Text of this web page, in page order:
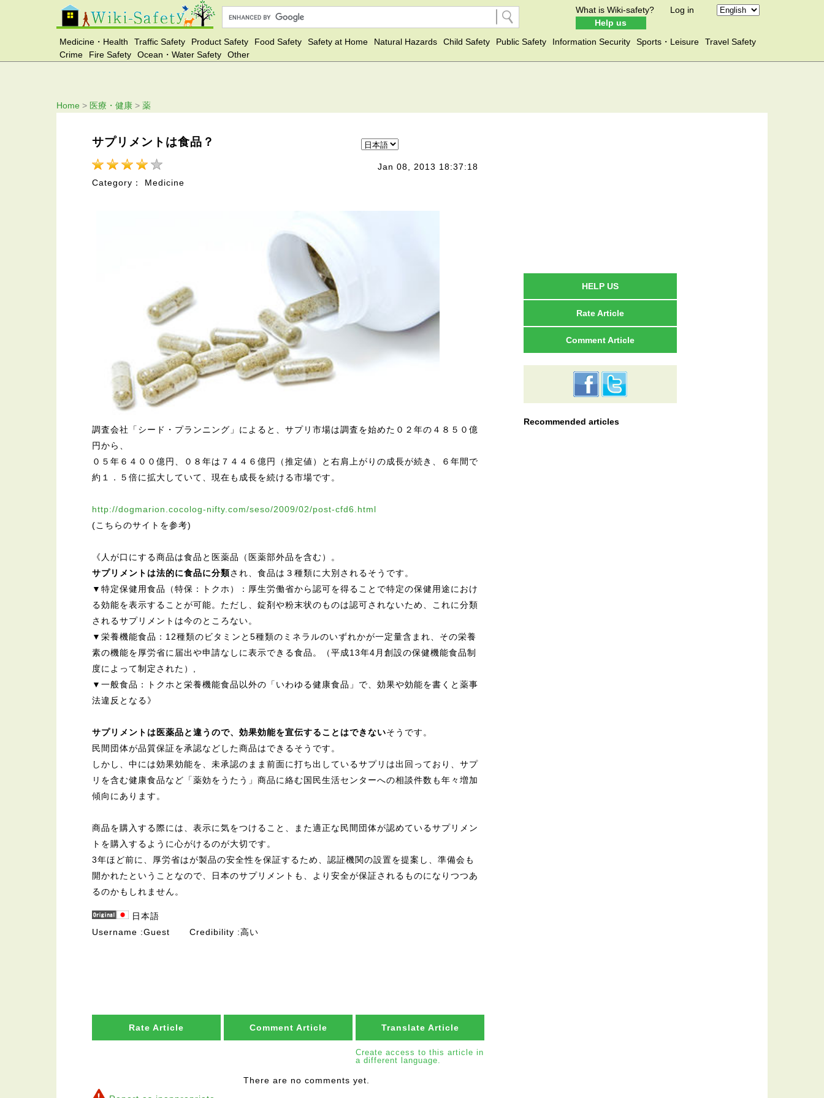
What is Wiki-safety?
Help us
Log in
Medicine・Health Traffic Safety Product Safety Food Safety Safety at Home Natural Hazards Child Safety Public Safety Information Security Sports・Leisure
Travel Safety
Crime
Fire Safety Ocean・Water Safety Other
Home > 医療・健康 > 薬
サプリメントは食品？
Jan 08, 2013 18:37:18
Category： Medicine
調査会社「シード・プランニング」によると、サプリ市場は調査を始めた０２年の４８５０億
円から、
０５年６４００億円、０８年は７４４６億円（推定値）と右肩上がりの成長が続き、６年間で
約１．５倍に拡大していて、現在も成長を続ける市場です。
http://dogmarion.cocolog-nifty.com/seso/2009/02/post-cfd6.html
(こちらのサイトを参考)
《人が口にする商品は食品と医薬品（医薬部外品を含む）。
サプリメントは法的に食品に分類され、食品は３種類に大別されるそうです。
▼特定保健用食品（特保：トクホ）：厚生労働省から認可を得ることで特定の保健用途におけ
る効能を表示することが可能。ただし、錠剤や粉末状のものは認可されないため、これに分類
されるサプリメントは今のところない。
▼栄養機能食品：12種類のビタミンと5種類のミネラルのいずれかが一定量含まれ、その栄養
素の機能を厚労省に届出や申請なしに表示できる食品。（平成13年4月創設の保健機能食品制
度によって制定された）,
▼一般食品：トクホと栄養機能食品以外の「いわゆる健康食品」で、効果や効能を書くと薬事
法違反となる》
サプリメントは医薬品と違うので、効果効能を宣伝することはできないそうです。
民間団体が品質保証を承認などした商品はできるそうです。
しかし、中には効果効能を、未承認のまま前面に打ち出しているサプリは出回っており、サプ
リを含む健康食品など「薬効をうたう」商品に絡む国民生活センターへの相談件数も年々増加
傾向にあります。
商品を購入する際には、表示に気をつけること、また適正な民間団体が認めているサプリメン
トを購入するように心がけるのが大切です。
3年ほど前に、厚労省はが製品の安全性を保証するため、認証機関の設置を提案し、準備会も
開かれたということなので、日本のサプリメントも、より安全が保証されるものになりつつあ
るのかもしれません。
日本語
Username
Guest Credibility 高い
Rate Article Comment Article Translate Article
Create access to this article in
a different language.
There are no comments yet.
HELP US
Rate Article
Comment Article
Recommended articles